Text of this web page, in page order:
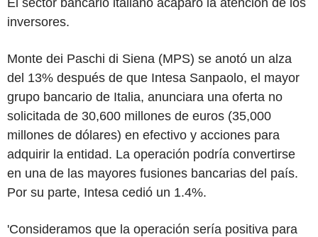
inversores.
Monte dei Paschi di Siena (MPS) se anotó un alza
del 13% después de que Intesa Sanpaolo, el mayor
grupo bancario de Italia, anunciara una oferta no
solicitada de 30,600 millones de euros (35,000
millones de dólares) en efectivo y acciones para
adquirir la entidad. La operación podría convertirse
en una de las mayores fusiones bancarias del país.
Por su parte, Intesa cedió un 1.4%.
'Consideramos que la operación sería positiva para